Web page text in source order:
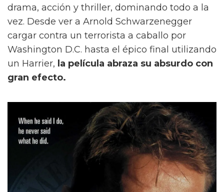
drama, acción y thriller, dominando todo a la
vez. Desde ver a Arnold Schwarzenegger
cargar contra un terrorista a caballo por
Washington D.C. hasta el épico final utilizando
un Harrier, la película abraza su absurdo con
gran efecto.